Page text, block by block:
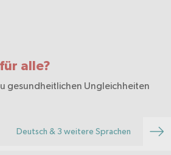
alle?
gesundheitlichen Ungleichheiten
Deutsch & 3 weitere Sprachen